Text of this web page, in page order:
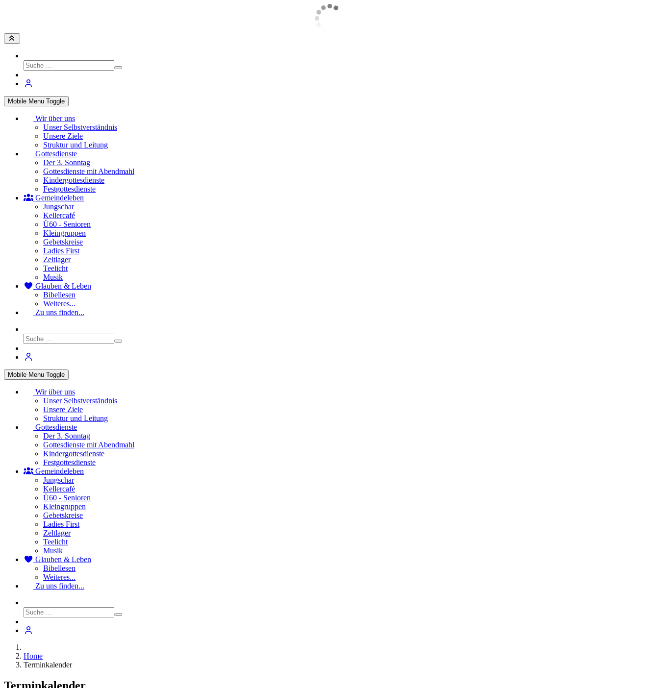
Mobile Menu Toggle
Wir über uns
Unser Selbstverständnis
Unsere Ziele
Struktur und Leitung
Gottesdienste
Der 3. Sonntag
Gottesdienste mit Abendmahl
Kindergottesdienste
Festgottesdienste
Gemeindeleben
Jungschar
Kellercafé
Ü60 - Senioren
Kleingruppen
Gebetskreise
Ladies First
Zeltlager
Teelicht
Musik
Glauben & Leben
Bibellesen
Weiteres...
Zu uns finden...
Mobile Menu Toggle
Wir über uns
Unser Selbstverständnis
Unsere Ziele
Struktur und Leitung
Gottesdienste
Der 3. Sonntag
Gottesdienste mit Abendmahl
Kindergottesdienste
Festgottesdienste
Gemeindeleben
Jungschar
Kellercafé
Ü60 - Senioren
Kleingruppen
Gebetskreise
Ladies First
Zeltlager
Teelicht
Musik
Glauben & Leben
Bibellesen
Weiteres...
Zu uns finden...
Home
Terminkalender